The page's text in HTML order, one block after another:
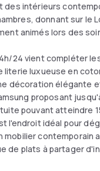
des intérieurs
donnant sur le
animés lors des
24 vient compléter
literie luxueuse en
décoration élégante
proposant
pouvant atteindre
l'endroit idéal pour
de plats à partager